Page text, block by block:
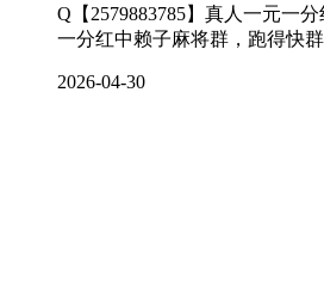
Q【2579883785】真人一元一
一分红中赖子麻将群，跑得快群
2026-04-30